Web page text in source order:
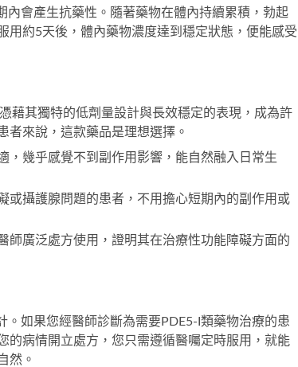
內會產生抗藥性。隨著藥物在體內持續累積，勃起
用約5天後，體內藥物濃度達到穩定狀態，便能感受
藉其獨特的低劑量設計與長效穩定的表現，成為許
者來說，這款藥品是理想選擇。
，幾乎感覺不到副作用影響，能自然融入日常生
或攝護腺問題的患者，不用擔心短期內的副作用或
師廣泛處方使用，證明其在治療性功能障礙方面的
如果您經醫師診斷為需要PDE5-I類藥物治療的患
的病情開立處方，您只需遵循醫囑定時服用，就能
然。